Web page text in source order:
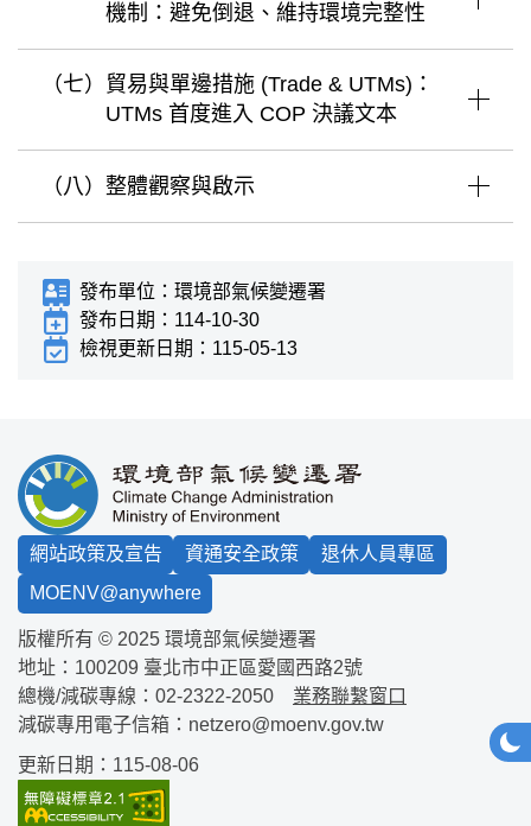
機制：避免倒退、維持環境完整性
（七） 貿易與單邊措施 (Trade & UTMs)：
UTMs 首度進入 COP 決議文本
（八） 整體觀察與啟示
發布單位： 環境部氣候變遷署
發布日期： 114-10-30
檢視更新日期： 115-05-13
網站政策及宣告 資通安全政策
退休人員專區
MOENV@anywhere
版權所有 © 2025 環境部氣候變遷署
地址：100209 臺北市中正區愛國西路2號
總機/減碳專線： 02-2322-2050
業務聯繫窗口
減碳專用電子信箱： netzero@moenv.gov.tw
更新日期：115-08-06
網站
深